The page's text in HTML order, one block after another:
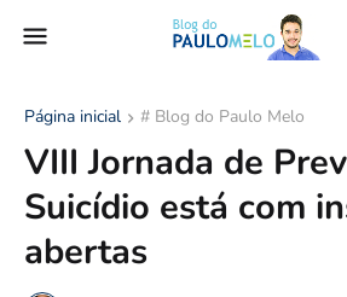
Página inicial # Blog do Paulo Melo
VIII Jornada de
Suicídio está com
abertas